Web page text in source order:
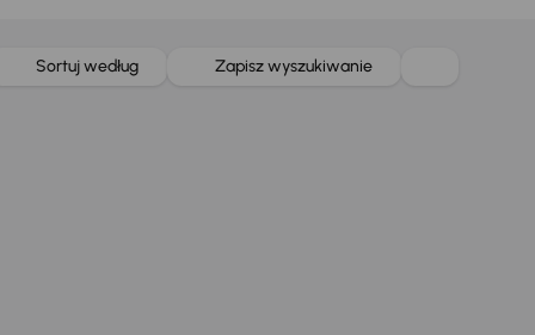
Sortuj według Zapisz wyszukiwanie